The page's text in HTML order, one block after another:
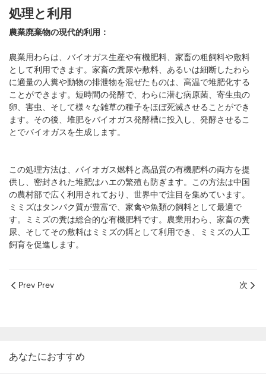
処理と利用
農業廃棄物の現代的利用：
農業用わらは、バイオガス生産や有機肥料、家畜の粗飼料や敷料
として利用できます。家畜の糞尿や敷料、あるいは細断したわら
に適量の人糞や動物の排泄物を混ぜたものは、高温で堆肥化する
ことができます。短時間の発酵で、わらに潜む病原菌、寄生虫の
卵、害虫、そして様々な雑草の種子をほぼ死滅させることができ
ます。その後、堆肥をバイオガス発酵槽に投入し、発酵させるこ
とでバイオガスを生成します。
この処理方法は、バイオガス燃料と高品質の有機肥料の両方を提
供し、密封された堆肥はハエの繁殖も防ぎます。この方法は中国
の農村部で広く利用されており、世界中で注目を集めています。
ミミズはタンパク質が豊富で、家禽や魚類の飼料として最適で
す。ミミズの糞は総合的な有機肥料です。農業用わら、家畜の糞
尿、そしてその敷料はミミズの餌として利用でき、ミミズの人工
飼育を促進します。
Prev Prev 次
あなたにおすすめ